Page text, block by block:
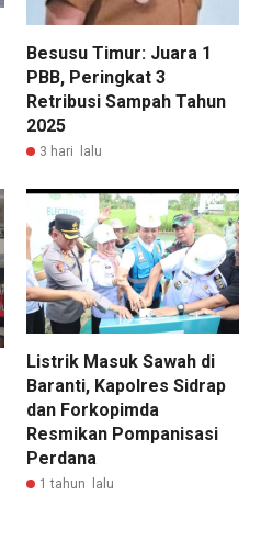
Besusu Timur: Juara 1
PBB, Peringkat 3
Retribusi Sampah Tahun
2025
3 hari lalu
Listrik Masuk Sawah di
Baranti, Kapolres Sidrap
dan Forkopimda
Resmikan Pompanisasi
Perdana
1 tahun lalu